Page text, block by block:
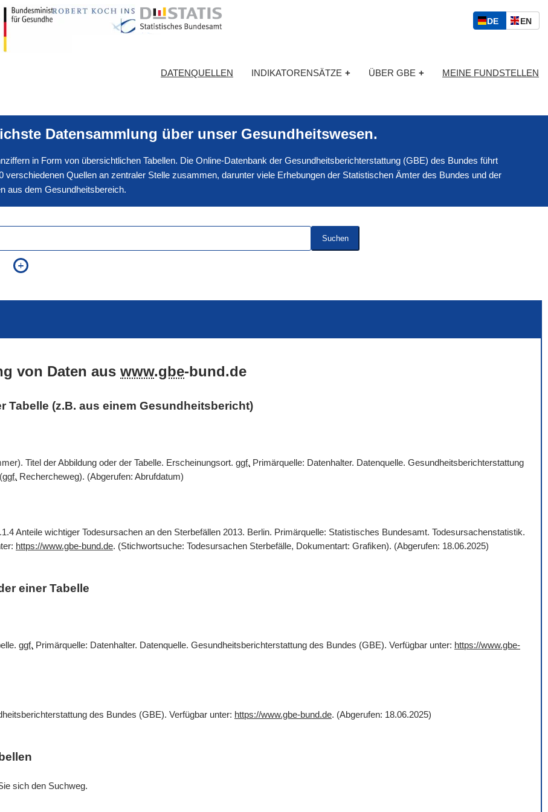
S
p
c
h
l
DED
S
ENE
I
H
DATENQUELLEN INDIKATORENSÄTZE + ÜBER GBE + MEINE FUNDSTELLEN
Datensammlung über unser Gesundheitswesen.
in Form von übersichtlichen Tabellen. Die Online-Datenbank der Gesundheitsberichterstattung (GBE) des Bundes führt
Quellen an zentraler Stelle zusammen, darunter viele Erhebungen der Statistischen Ämter des Bundes und der
aus dem Gesundheitsbereich.
Suchen
von Daten aus www.gbe-bund.de
Tabelle (z.B. aus einem Gesundheitsbericht)
Titel der Abbildung oder der Tabelle. Erscheinungsort. ggf. Primärquelle: Datenhalter. Datenquelle. Gesundheitsberichterstattung
ggf. Rechercheweg). (Abgerufen: Abrufdatum)
Anteile wichtiger Todesursachen an den Sterbefällen 2013. Berlin. Primärquelle: Statistisches Bundesamt. Todesursachenstatistik.
https://www.gbe-bund.de. (Stichwortsuche: Todesursachen Sterbefälle, Dokumentart: Grafiken). (Abgerufen: 18.06.2025)
einer Tabelle
ggf. Primärquelle: Datenhalter. Datenquelle. Gesundheitsberichterstattung des Bundes (GBE). Verfügbar unter: https://www.gbe-
des Bundes (GBE). Verfügbar unter: https://www.gbe-bund.de. (Abgerufen: 18.06.2025)
sich den Suchweg.